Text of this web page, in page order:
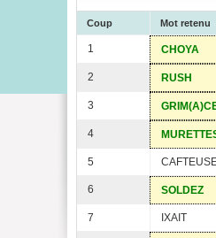
Coup Mot retenu
1 CHOYA
2 RUSH
3
4
5
6 SOLDEZ
7 IXAIT